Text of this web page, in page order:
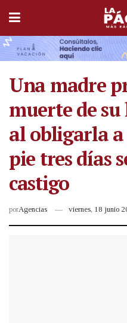
Una madre
muerte de su
al obligarla a
pie tres días
castigo
porAgencias viernes, 18 junio